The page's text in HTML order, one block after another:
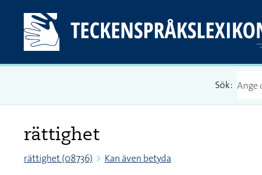
Sök:
rättighet
rättighet (08736) Kan även betyda